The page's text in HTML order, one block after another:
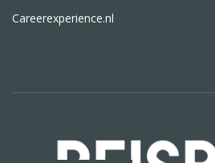
Careerexperience.nl